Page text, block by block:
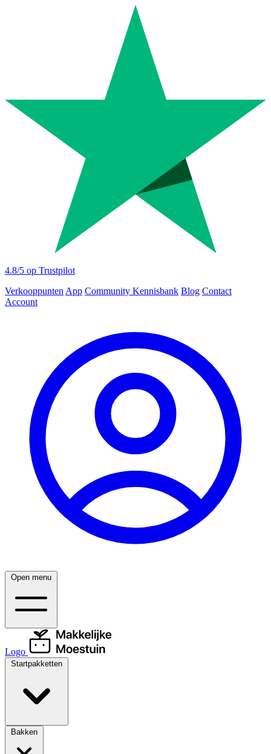
4.8/5 op Trustpilot
Verkooppunten App Community Kennisbank Blog Contact
Account
Open menu
Logo
Startpakketten
Bakken